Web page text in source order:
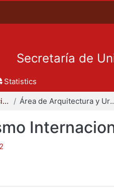
Secretaría de
Statistics
Departamento de Evaluación del Diseño en el Tiempo Área de